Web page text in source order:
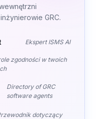
GRC.
Ekspert ISMS AI
zgodności w twoich
Directory of GRC
software agents
dotyczący